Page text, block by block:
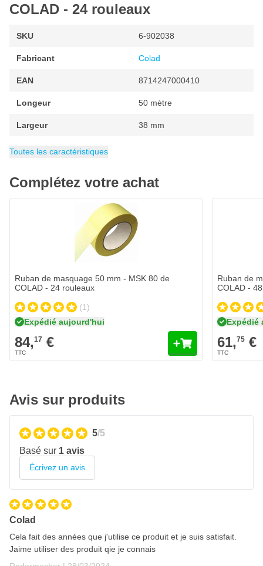
Résistant jusqu'à 80°C
COLAD - 24 rouleaux
SKU 6-902038
Fabricant Colad
EAN 8714247000410
Longeur 50 mètre
Largeur 38 mm
Contenu 10 grammes
Emballage 24 pièces
Poids
Tape Type Ruban de masquage
Nombre de microns
Épaisseur 0.135 mm
Catégorie Rubans adhésifs
Toutes les caractéristiques
Complétez votre achat
Ruban de masquage 50 mm - MSK 80 de
COLAD - 24 rouleaux
(1)
Expédié aujourd'hui
84,17 €
Ruban de
COLAD -
Expédié
61,75 €
Avis sur produits
5/5
Basé sur 1 avis
Écrivez un avis
Colad
Cela fait des années que j'utilise ce produit et je suis satisfait.
Jaime utiliser des produit qie je connais